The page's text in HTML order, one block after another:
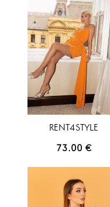
RENT4STYLE
73.00 €